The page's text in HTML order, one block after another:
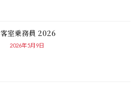
客室乗務員 2026
2026年5月9日